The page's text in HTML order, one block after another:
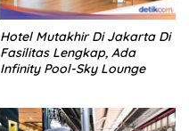
Hotel Mutakhir Di Jakarta Di
Fasilitas Lengkap, Ada
Infinity Pool-Sky Lounge